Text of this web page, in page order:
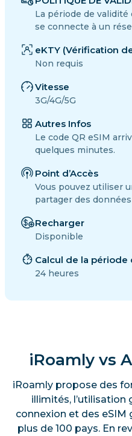
La période de validité
se connecte à un
eKTY (Vérification
Non requis
Vitesse
3G/4G/5G
Autres Infos
Le code QR eSIM
quelques minutes.
Point d’Accès
Vous pouvez utiliser
partager des
Recharger
Disponible
Calcul de la période
24 heures
iRoamly vs
iRoamly propose des
illimités,
connexion et des eSIM
plus de 100 pays. En